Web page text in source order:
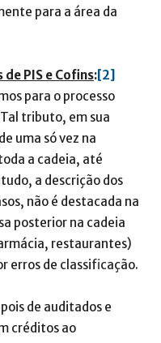
para a área da
PIS e Cofins:[2]
para o processo
tributo, em sua
uma só vez na
a cadeia, até
a descrição dos
não é destacada na
posterior na cadeia
restaurantes)
erros de classificação.
de auditados e
créditos ao